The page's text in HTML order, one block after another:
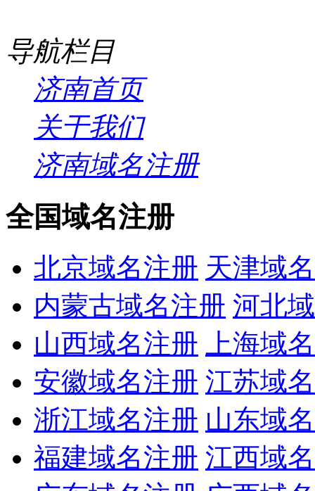
导航栏目
济南首页
关于我们
济南域名注册
全国域名注册
北京域名注册 天津域
内蒙古域名注册 河北
山西域名注册
上海域
安徽域名注册 江苏域
浙江域名注册 山东域
福建域名注册 江西域